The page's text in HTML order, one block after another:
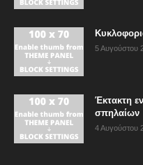
5 Αυγούστου
Έκτακτη
σπηλαίων
4 Αυγούστου